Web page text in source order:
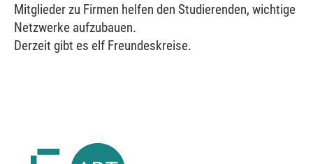
Mitglieder zu Firmen helfen den Studierenden, wichtige
Netzwerke aufzubauen.
Derzeit gibt es elf Freundeskreise.